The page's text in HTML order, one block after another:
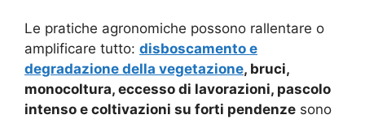
Le pratiche agronomiche possono rallentare o
amplificare tutto: disboscamento e
degradazione della vegetazione, bruci,
monocoltura, eccesso di lavorazioni, pascolo
intenso e coltivazioni su forti pendenze sono